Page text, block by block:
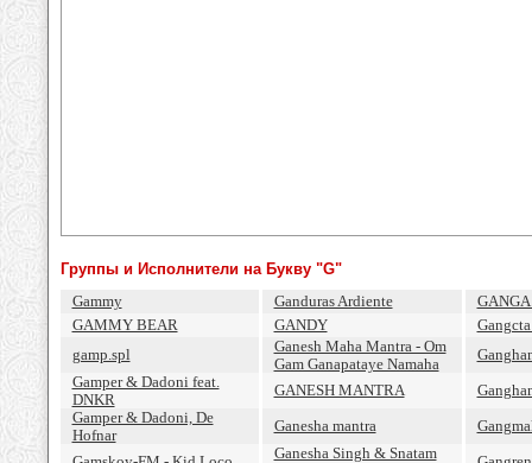
Группы и Исполнители на Букву "G"
Gammy
Ganduras Ardiente
GANGA
GAMMY BEAR
GANDY
gamp.spl
Ganesh Maha Mantra - Om
Gam Ganapataye Namaha
Gamper & Dadoni feat.
DNKR
GANESH MANTRA
Gamper & Dadoni, De
Hofnar
Ganesha mantra
Ganesha Singh & Snatam